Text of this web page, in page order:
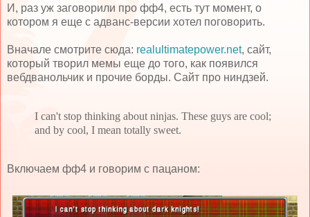
И, раз уж заговорили про фф4, есть тут момент, о
котором я еще с адванс-версии хотел поговорить.
Вначале смотрите сюда: realultimatepower.net, сайт,
который творил мемы еще до того, как появился
вебдванольчик и прочие борды. Сайт про ниндзей.
I can't stop thinking about ninjas. These guys are cool;
and by cool, I mean totally sweet.
Включаем фф4 и говорим с пацаном: